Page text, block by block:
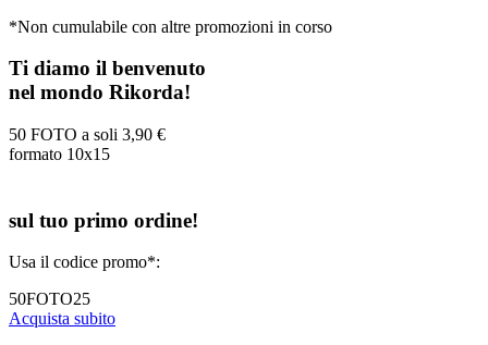
*Non cumulabile con altre promozioni in corso
Ti diamo il benvenuto
nel mondo Rikorda!
50 FOTO a soli 3,90 €
formato 10x15
sul tuo primo ordine!
Usa il codice promo*:
50FOTO25
Acquista subito